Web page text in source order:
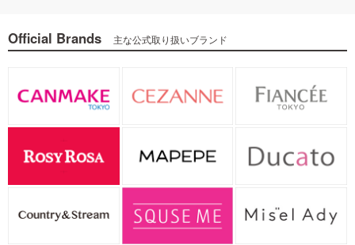
Official Brands 主な公式取り扱いブランド